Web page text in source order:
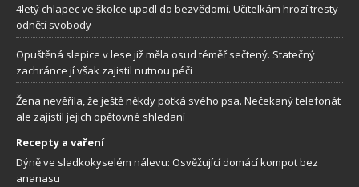
4letý chlapec ve školce upadl do bezvědomí. Učitelkám hrozí tresty
odnětí svobody
Opuštěná slepice v lese již měla osud téměř sečtený. Statečný
zachránce jí však zajistil nutnou péči
Žena nevěřila, že ještě někdy potká svého psa. Nečekaný telefonát
ale zajistil jejich opětovné shledaní
Recepty a vaření
Dýně ve sladkokyselém nálevu: Osvěžující domácí kompot bez
ananasu